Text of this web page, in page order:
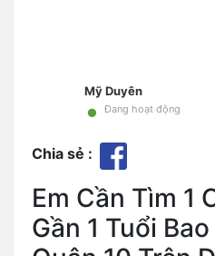
Mỹ Duyên
• Đang hoạt động
Chia sẻ :
Em Cần Tìm 1
Gần 1 Tuổi